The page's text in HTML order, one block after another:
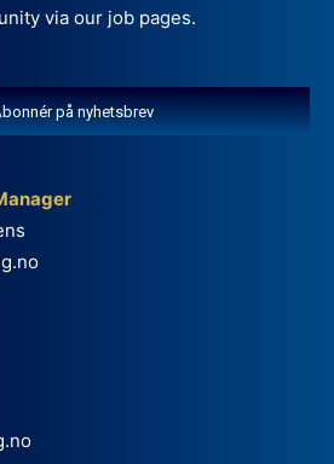
via our job pages.
på nyhetsbrev